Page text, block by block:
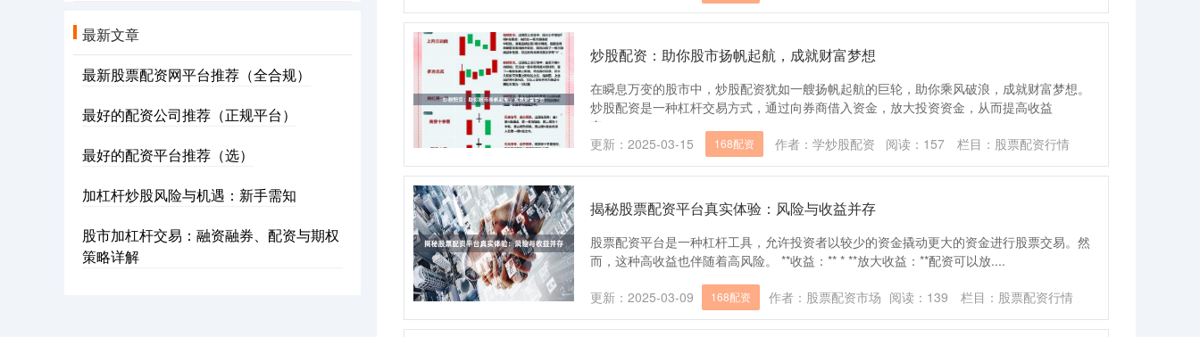
炒股配资：助你股市扬帆起航，成就财富梦想
在瞬息万变的股市中，炒股配资犹如一艘扬帆起航的巨轮，助你乘风破浪，成就财富梦想。
炒股配资是一种杠杆交易方式，通过向券商借入资金，放大投资资金，从而提高收益
率。....
更新：2025-03-15
168配资 作者：学炒股配资 阅读： 157 栏目： 股票配资行情
揭秘股票配资平台真实体验：风险与收益并存
股票配资平台是一种杠杆工具，允许投资者以较少的资金撬动更大的资金进行股票交易。然
而，这种高收益也伴随着高风险。 **收益：** * **放大收益：**配资可以放....
更新：2025-03-09 168配资 作者：股票配资市场 阅读： 139 栏目： 股票配资行情
最新文章
最新股票配资网平台推荐（全合规）
最好的配资公司推荐（正规平台）
最好的配资平台推荐（选）
加杠杆炒股风险与机遇：新手需知
股市加杠杆交易：融资融券、配资与期权
策略详解